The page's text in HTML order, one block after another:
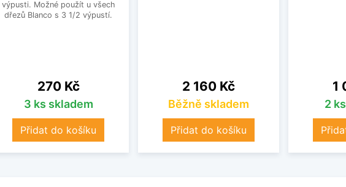
výpusti. Možné použít u všech
dřezů Blanco s 3 1/2 výpustí.
Cena
270 Kč
3 ks skladem
Přidat do košíku
Cena
2 160 Kč
Běžně skladem
Přidat do košíku
1
2